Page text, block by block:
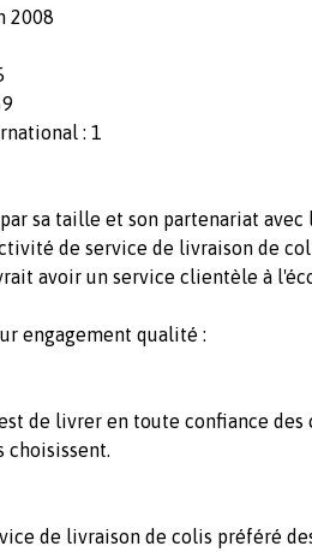
2008
: 1
sa taille et son partenariat
de service de livraison de
avoir un service clientèle à
engagement qualité :
de livrer en toute confiance
choisissent.
de livraison de colis préféré